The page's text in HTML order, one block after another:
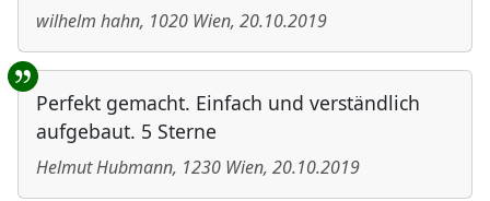
wilhelm hahn, 1020 Wien, 20.10.2019
Perfekt gemacht. Einfach und verständlich
aufgebaut. 5 Sterne
Helmut Hubmann, 1230 Wien, 20.10.2019